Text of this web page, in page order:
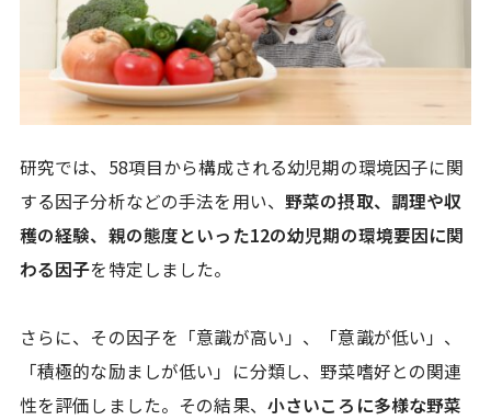
研究では、58項目から構成される幼児期の環境因子に関
する因子分析などの手法を用い、野菜の摂取、調理や収
穫の経験、親の態度といった12の幼児期の環境要因に関
わる因子を特定しました。
さらに、その因子を「意識が高い」、「意識が低い」、
「積極的な励ましが低い」に分類し、野菜嗜好との関連
性を評価しました。その結果、 小さいころに多様な野菜